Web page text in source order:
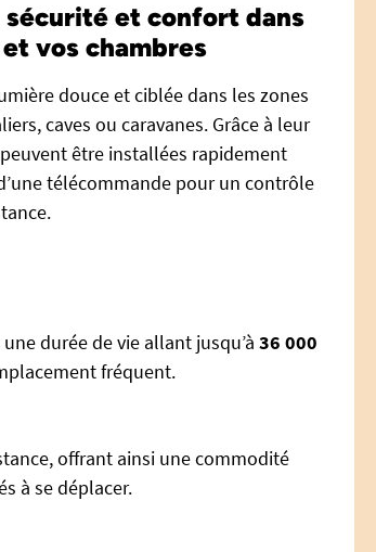
sécurité et confort dans
vos chambres
douce et ciblée dans les zones
caves ou caravanes. Grâce à leur
être installées rapidement
télécommande pour un contrôle
durée de vie allant jusqu’à 36 000
fréquent.
offrant ainsi une commodité
à se déplacer.